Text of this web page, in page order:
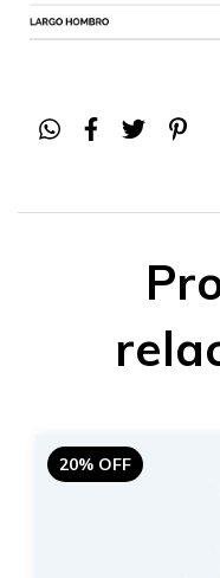
20% OFF